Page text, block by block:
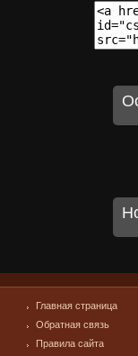
Главная страница
Обратная связь
Правила сайта